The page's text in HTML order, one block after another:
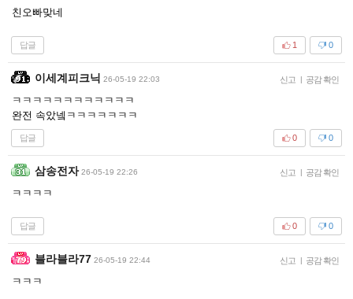
친오빠맞네
답글 0
1
이세계피크닉 26-05-19 22:03 신고 | 공감 확인
ㅋㅋㅋㅋㅋㅋㅋㅋㅋㅋㅋㅋ
완전 속았넼ㅋㅋㅋㅋㅋㅋㅋ
답글 0
0
삼송전자 26-05-19 22:26 신고 | 공감 확인
ㅋㅋㅋㅋ
답글 0
0
블라블라77 26-05-19 22:44 신고 | 공감 확인
ㅋㅋㅋ